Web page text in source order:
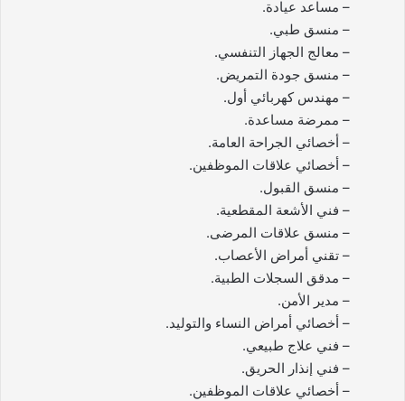
– مساعد عيادة.
– منسق طبي.
– معالج الجهاز التنفسي.
– منسق جودة التمريض.
– مهندس كهربائي أول.
– ممرضة مساعدة.
– أخصائي الجراحة العامة.
– أخصائي علاقات الموظفين.
– منسق القبول.
– فني الأشعة المقطعية.
– منسق علاقات المرضى.
– تقني أمراض الأعصاب.
– مدقق السجلات الطبية.
– مدير الأمن.
– أخصائي أمراض النساء والتوليد.
– فني علاج طبيعي.
– فني إنذار الحريق.
– أخصائي علاقات الموظفين.